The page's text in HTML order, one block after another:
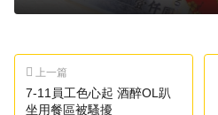
上一篇
7-11員工色心起 酒醉OL趴
坐用餐區被騷擾